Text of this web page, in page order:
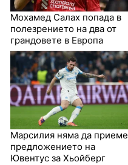
Мохамед Салах попада в
полезрението на два от
грандовете в Европа
Марсилия няма да приеме
предложението на
Ювентyс за Хьойберг